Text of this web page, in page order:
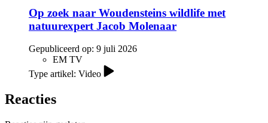
Op zoek naar Woudensteins wildlife met
natuurexpert Jacob Molenaar
Gepubliceerd op: 9 juli 2026
EM TV
Type artikel: Video
Reacties